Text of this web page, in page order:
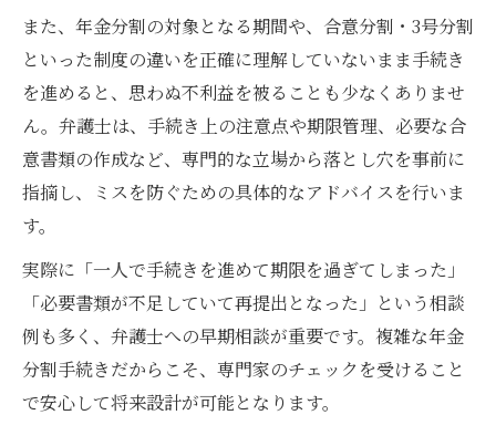
また、年金分割の対象となる期間や、合意分割・3号分割
といった制度の違いを正確に理解していないまま手続き
を進めると、思わぬ不利益を被ることも少なくありませ
ん。弁護士は、手続き上の注意点や期限管理、必要な合
意書類の作成など、専門的な立場から落とし穴を事前に
指摘し、ミスを防ぐための具体的なアドバイスを行いま
す。
実際に「一人で手続きを進めて期限を過ぎてしまった」
「必要書類が不足していて再提出となった」という相談
例も多く、弁護士への早期相談が重要です。複雑な年金
分割手続きだからこそ、専門家のチェックを受けること
で安心して将来設計が可能となります。